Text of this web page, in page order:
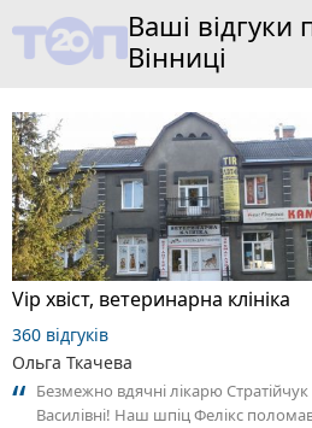
Ваші відгуки
Вінниці
Vip хвіст, ветеринарна клініка
360 відгуків
Ольга Ткачева
Безмежно вдячні лікарю Стратійчук
Василівні! Наш шпіц Фелікс